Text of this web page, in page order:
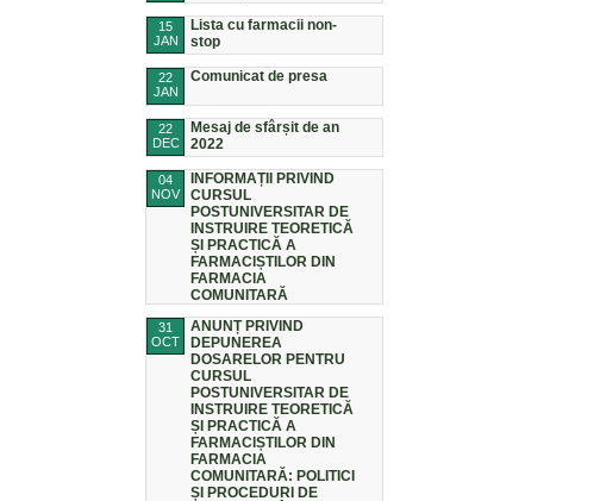
15
JAN
Lista cu farmacii non-
stop
22
JAN
Comunicat de presa
22
DEC
Mesaj de sfârșit de an
2022
04
NOV
INFORMAȚII PRIVIND
CURSUL
POSTUNIVERSITAR DE
INSTRUIRE TEORETICĂ
ȘI PRACTICĂ A
FARMACIȘTILOR DIN
FARMACIA
COMUNITARĂ
31
OCT
ANUNȚ PRIVIND
DEPUNEREA
DOSARELOR PENTRU
CURSUL
POSTUNIVERSITAR DE
INSTRUIRE TEORETICĂ
ȘI PRACTICĂ A
FARMACIȘTILOR DIN
FARMACIA
COMUNITARĂ: POLITICI
ȘI PROCEDURI DE